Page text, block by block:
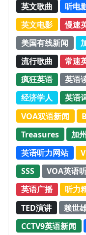
英文歌曲 听电
英文电影
慢速
美国有线新闻
流行歌曲
常速
疯狂英语
英语
经济学人
英语
VOA双语新闻
Treasures
加
英语听力网站
SSS
VOA英语
英语广播
听力
TED演讲
赖世
CCTV9英语新闻